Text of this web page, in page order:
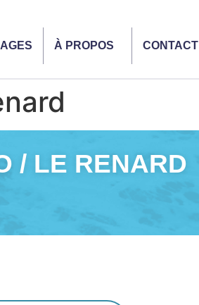
À PROPOS CONTACT
/ LE RENARD